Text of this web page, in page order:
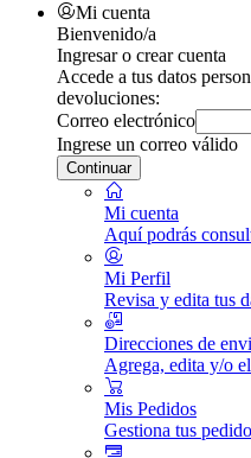
Mi cuenta
Bienvenido/a
Ingresar o crear cuenta
Accede a tus datos
devoluciones:
Correo electrónico
Ingrese un correo válido
Continuar
Mi cuenta
Aquí podrás
Mi Perfil
Revisa y edita tus
Direcciones de
Agrega, edita y/o
Mis Pedidos
Gestiona tus